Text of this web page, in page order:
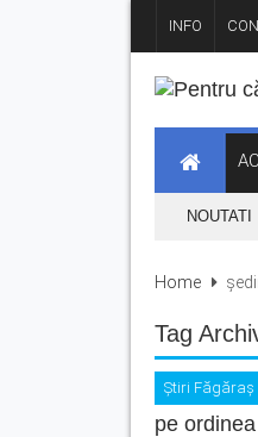
INFO
NOUTATI
Home
Tag
Știri Făgăraș
pe